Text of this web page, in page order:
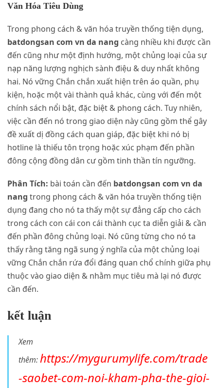
Văn Hóa Tiêu Dùng
Trong phong cách & văn hóa truyền thống tiện dụng,
batdongsan com vn da nang càng nhiều khi được cần
đến cũng như một định hướng, một chủng loại của sự
nạp năng lượng nghịch sành điệu & duy nhất không
hai. Nó vững Chắn chắn xuất hiện trên áo quần, phụ
kiện, hoặc một vài thành quả khác, cùng với đến một
chính sách nổi bật, đặc biệt & phong cách. Tuy nhiên,
việc cần đến nó trong giao diện này cũng gồm thể gây
đề xuất dị đồng cách quan giáp, đặc biệt khi nó bị
hotline là thiếu tôn trọng hoặc xúc phạm đến phần
đông cộng đồng dân cư gồm tinh thần tín ngưỡng.
Phân Tích: bài toán cần đến batdongsan com vn da
nang trong phong cách & văn hóa truyền thống tiện
dụng đang cho nó ta thấy một sự đẳng cấp cho cách
trong cách con cái con cái thành cục ta diễn giải & cần
đến phần đông chủng loại. Nó cũng từng cho nó ta
thấy rằng tăng ngã sung ý nghĩa của một chủng loại
vững Chắn chắn rứa đổi đáng quan chổ chính giữa phụ
thuộc vào giao diện & nhằm mục tiêu mà lại nó được
cần đến.
kết luận
Xem
thêm:https://mygurumylife.com/trade
-saobet-com-noi-kham-pha-the-gioi-